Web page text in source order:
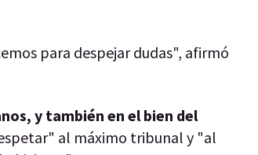
para despejar dudas", afirmó
y también en el bien del
al máximo tribunal y "al